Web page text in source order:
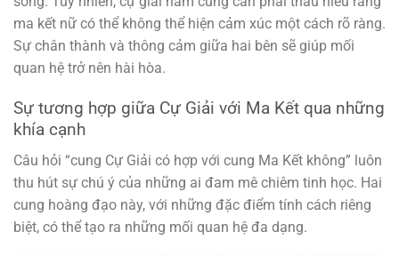
ma kết nữ có thể không thể hiện cảm xúc một cách rõ ràng.
Sự chân thành và thông cảm giữa hai bên sẽ giúp mối
quan hệ trở nên hài hòa.
Sự tương hợp giữa Cự Giải với Ma Kết qua những
khía cạnh
Câu hỏi “cung Cự Giải có hợp với cung Ma Kết không” luôn
thu hút sự chú ý của những ai đam mê chiêm tinh học. Hai
cung hoàng đạo này, với những đặc điểm tính cách riêng
biệt, có thể tạo ra những mối quan hệ đa dạng.